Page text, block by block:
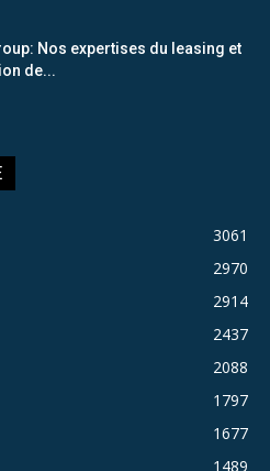
Nos expertises du leasing et
de...
3061
2970
2914
2437
2088
1797
1677
1489